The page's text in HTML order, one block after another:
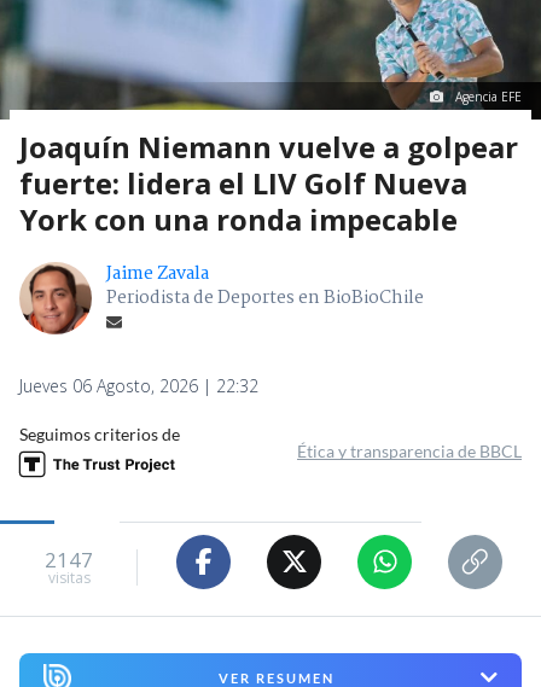
Agencia EFE
Joaquín Niemann vuelve a golpear
fuerte: lidera el LIV Golf Nueva
York con una ronda impecable
Jaime Zavala
Periodista de Deportes en BioBioChile
Jueves 06 Agosto, 2026 | 22:32
Seguimos criterios de
Ética y transparencia de BBCL
2147
visitas
VER RESUMEN